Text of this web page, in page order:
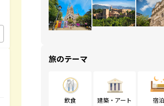
旅のテーマ
飲食 建築・アート 宿泊